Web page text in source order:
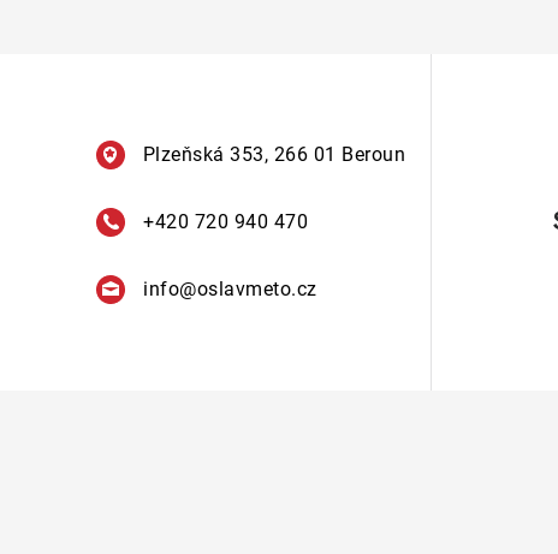
Plzeňská 353, 266 01 Beroun
+420 720 940 470
info@oslavmeto.cz